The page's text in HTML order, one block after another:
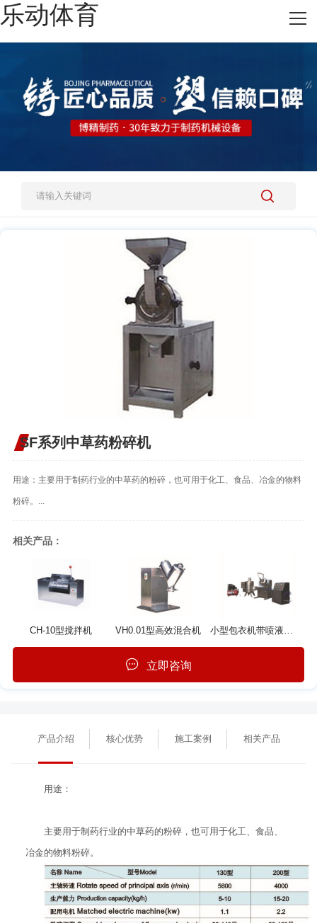
乐动体育
网站乐动体育
施工案例
人才招聘
乐动体育-乐动（中国）一站式服务官方网站
SF系列中草药粉碎机
用途：主要用于制药行业的中草药的粉碎，也可用于化工、食品、冶金的物料
粉碎。...
相关产品：
CH-10型搅拌机 VH0.01型高效混合机
立即咨询
产品介绍 核心优势 施工案例 相关产品
用途：
主要用于制药行业的中草药的粉碎，也可用于化工、食品、
冶金的物料粉碎。